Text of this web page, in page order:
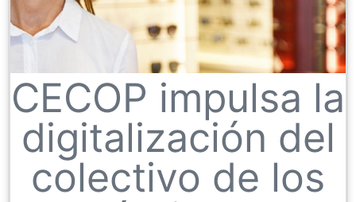
CECOP impulsa la
digitalización del
colectivo de los